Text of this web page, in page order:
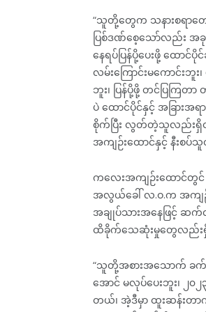
“သူတို့တွေက သနားစရာတ
ပြစ်ဒဏ်စေ့သော်လည်း အ
နေရပ်ပြန်ပို့ပေးဖို့ ထော
လမ်းကြောင်းမကောင်း
ဘူး၊ ပြန်ပို့ဖို့ တင်ပြက
ပဲ ထောင်ပိုင်နှင့် အခြား
စိုက်ပြီး လွတ်တဲ့သူလည်းရှိ
အကျဉ်းထောင်နှင့် နီးစပ်
ကလေးအကျဉ်းထောင်တွင်
အလွယ်ခေါ် လ.ဝ.က အကျဉ်
အချုပ်သားအနေဖြင့် ဆက်
ထိခိုက်သေဆုံးမှုတွေလည်
“သူတို့အစားအသောက် ခက်
အောင် မလုပ်ပေးဘူး၊ ၂
တယ်၊ အဲ့ဒီမှာ ထူးဆန်းတ